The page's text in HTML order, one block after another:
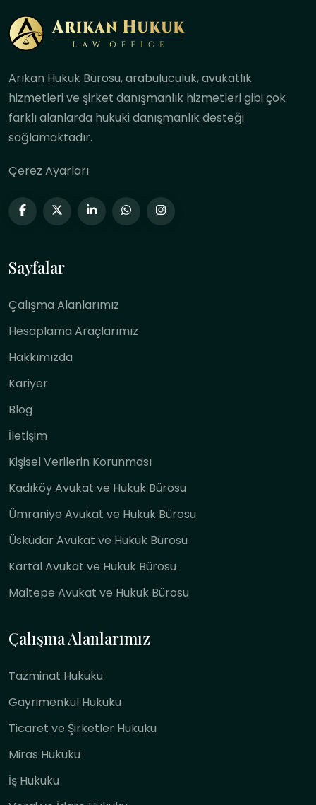
Arıkan Hukuk Bürosu, arabuluculuk, avukatlık
hizmetleri ve şirket danışmanlık hizmetleri gibi çok
farklı alanlarda hukuki danışmanlık desteği
sağlamaktadır.
Çerez Ayarları
Sayfalar
Çalışma Alanlarımız
Hesaplama Araçlarımız
Hakkımızda
Kariyer
Blog
İletişim
Kişisel Verilerin Korunması
Kadıköy Avukat ve Hukuk Bürosu
Ümraniye Avukat ve Hukuk Bürosu
Üsküdar Avukat ve Hukuk Bürosu
Kartal Avukat ve Hukuk Bürosu
Maltepe Avukat ve Hukuk Bürosu
Çalışma Alanlarımız
Tazminat Hukuku
Gayrimenkul Hukuku
Ticaret ve Şirketler Hukuku
Miras Hukuku
İş Hukuku